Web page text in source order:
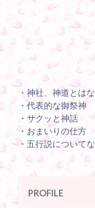
・神社、神道とは
・代表的な御祭神
・サクッと神話
・おまいりの仕方
・五行説について
PROFILE